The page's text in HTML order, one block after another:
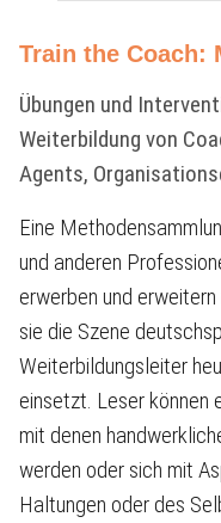
Train the Coach:
Übungen und
Weiterbildung von
Agents,
Eine
und anderen
erwerben und
sie die Szene
Weiterbildungsleiter
einsetzt. Leser können
mit denen
werden oder sich mit
Haltungen oder des